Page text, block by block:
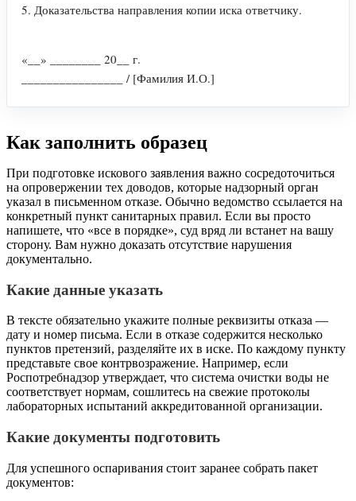
5. Доказательства направления копии иска ответчику.
«__» ________ 20__ г.
________________ / [Фамилия И.О.]
Как заполнить образец
При подготовке искового заявления важно сосредоточиться
на опровержении тех доводов, которые надзорный орган
указал в письменном отказе. Обычно ведомство ссылается на
конкретный пункт санитарных правил. Если вы просто
напишете, что «все в порядке», суд вряд ли встанет на вашу
сторону. Вам нужно доказать отсутствие нарушения
документально.
Какие данные указать
В тексте обязательно укажите полные реквизиты отказа —
дату и номер письма. Если в отказе содержится несколько
пунктов претензий, разделяйте их в иске. По каждому пункту
представьте свое контрвозражение. Например, если
Роспотребнадзор утверждает, что система очистки воды не
соответствует нормам, сошлитесь на свежие протоколы
лабораторных испытаний аккредитованной организации.
Какие документы подготовить
Для успешного оспаривания стоит заранее собрать пакет
документов: